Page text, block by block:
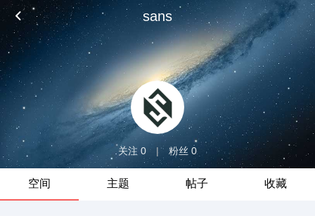
sans
关注 0 | 粉丝 0
空间 主题 帖子 收藏